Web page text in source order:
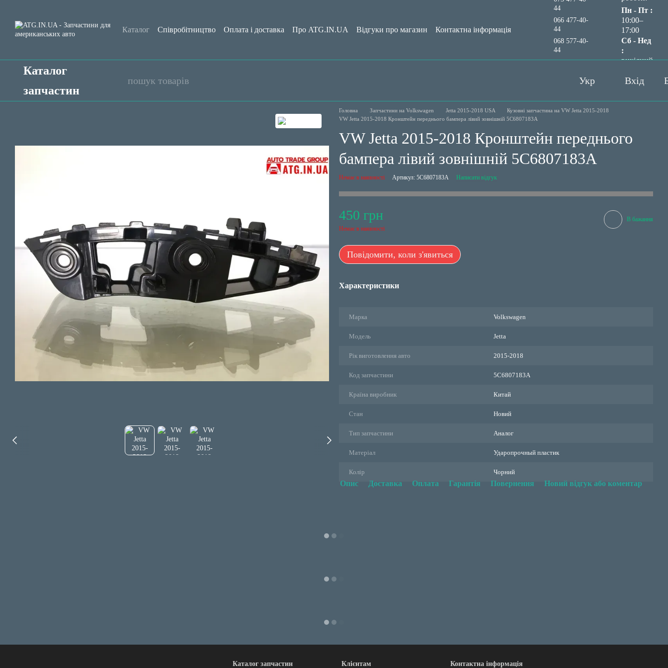
Каталог Співробітництво Оплата і доставка Про ATG.IN.UA Відгуки про магазин
Контактна інформація
44
066 477-40-
44
068 577-40-
44
Передзвонити вам?
Пн - Пт :
10:00–
17:00
Сб - Нед
:
вихідний
Каталог
запчастин
Укр Вхід
Головна Запчастини на Volkswagen Jetta 2015-2018 USA
Кузовні запчастина на VW Jetta 2015-2018
VW Jetta 2015-2018 Кронштейн переднього бампера лівий зовнішній 5C6807183A
VW Jetta 2015-2018 Кронштейн переднього
бампера лівий зовнішній 5C6807183A
Немає в наявності Артикул: 5C6807183A Написати відгук
450 грн
Немає в наявності
В бажання
Повідомити, коли з'явиться
Характеристики
Марка Volkswagen
Модель Jetta
Рік виготовлення авто 2015-2018
Код запчастини 5C6807183A
Країна виробник Китай
Стан Новий
Тип запчастини Аналог
Матеріал Ударопрочный пластик
Колір Чорний
Опис Доставка Оплата Гарантія Повернення Новий відгук або коментар
Каталог запчастин Клієнтам Контактна інформація